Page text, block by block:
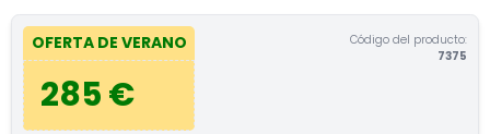
OFERTA DE VERANO
285 €
Código del producto:
7375